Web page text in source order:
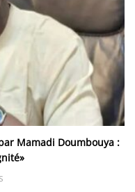
Mamadi Doumbouya :